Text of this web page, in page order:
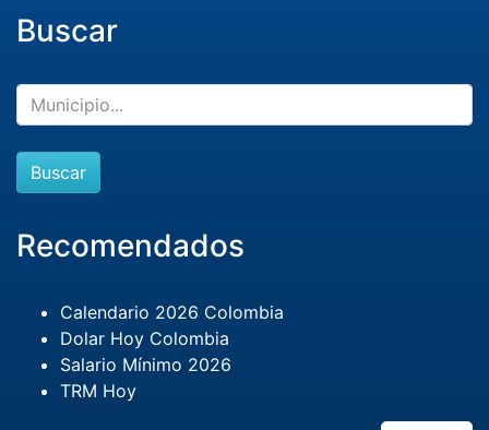
Buscar
Buscar
Recomendados
Calendario 2026 Colombia
Dolar Hoy Colombia
Salario Mínimo 2026
TRM Hoy